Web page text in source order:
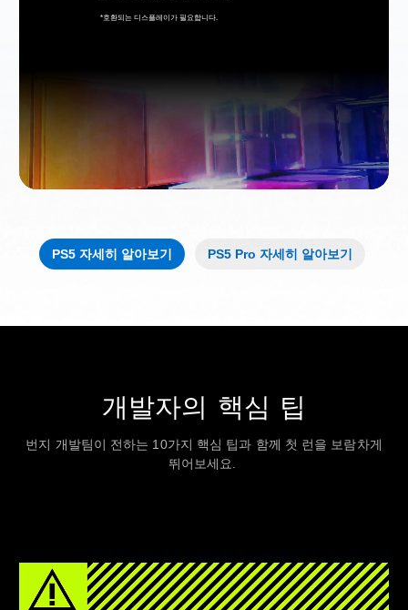
*호환되는 디스플레이가 필요합니다.
PS5 자세히 알아보기 PS5 Pro 자세히 알아보기
개발자의 핵심 팁
번지 개발팀이 전하는 10가지 핵심 팁과 함께 첫 런을 보람차게
뛰어보세요.